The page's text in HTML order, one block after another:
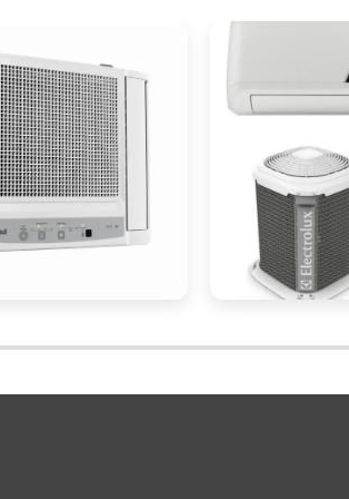
sistema. Optar por
significativa a longo prazo,
custos operacionais. Tecnologias
também contribuem para o uso
são mais ecológicos e estão
tecnológicas e regulamentares,